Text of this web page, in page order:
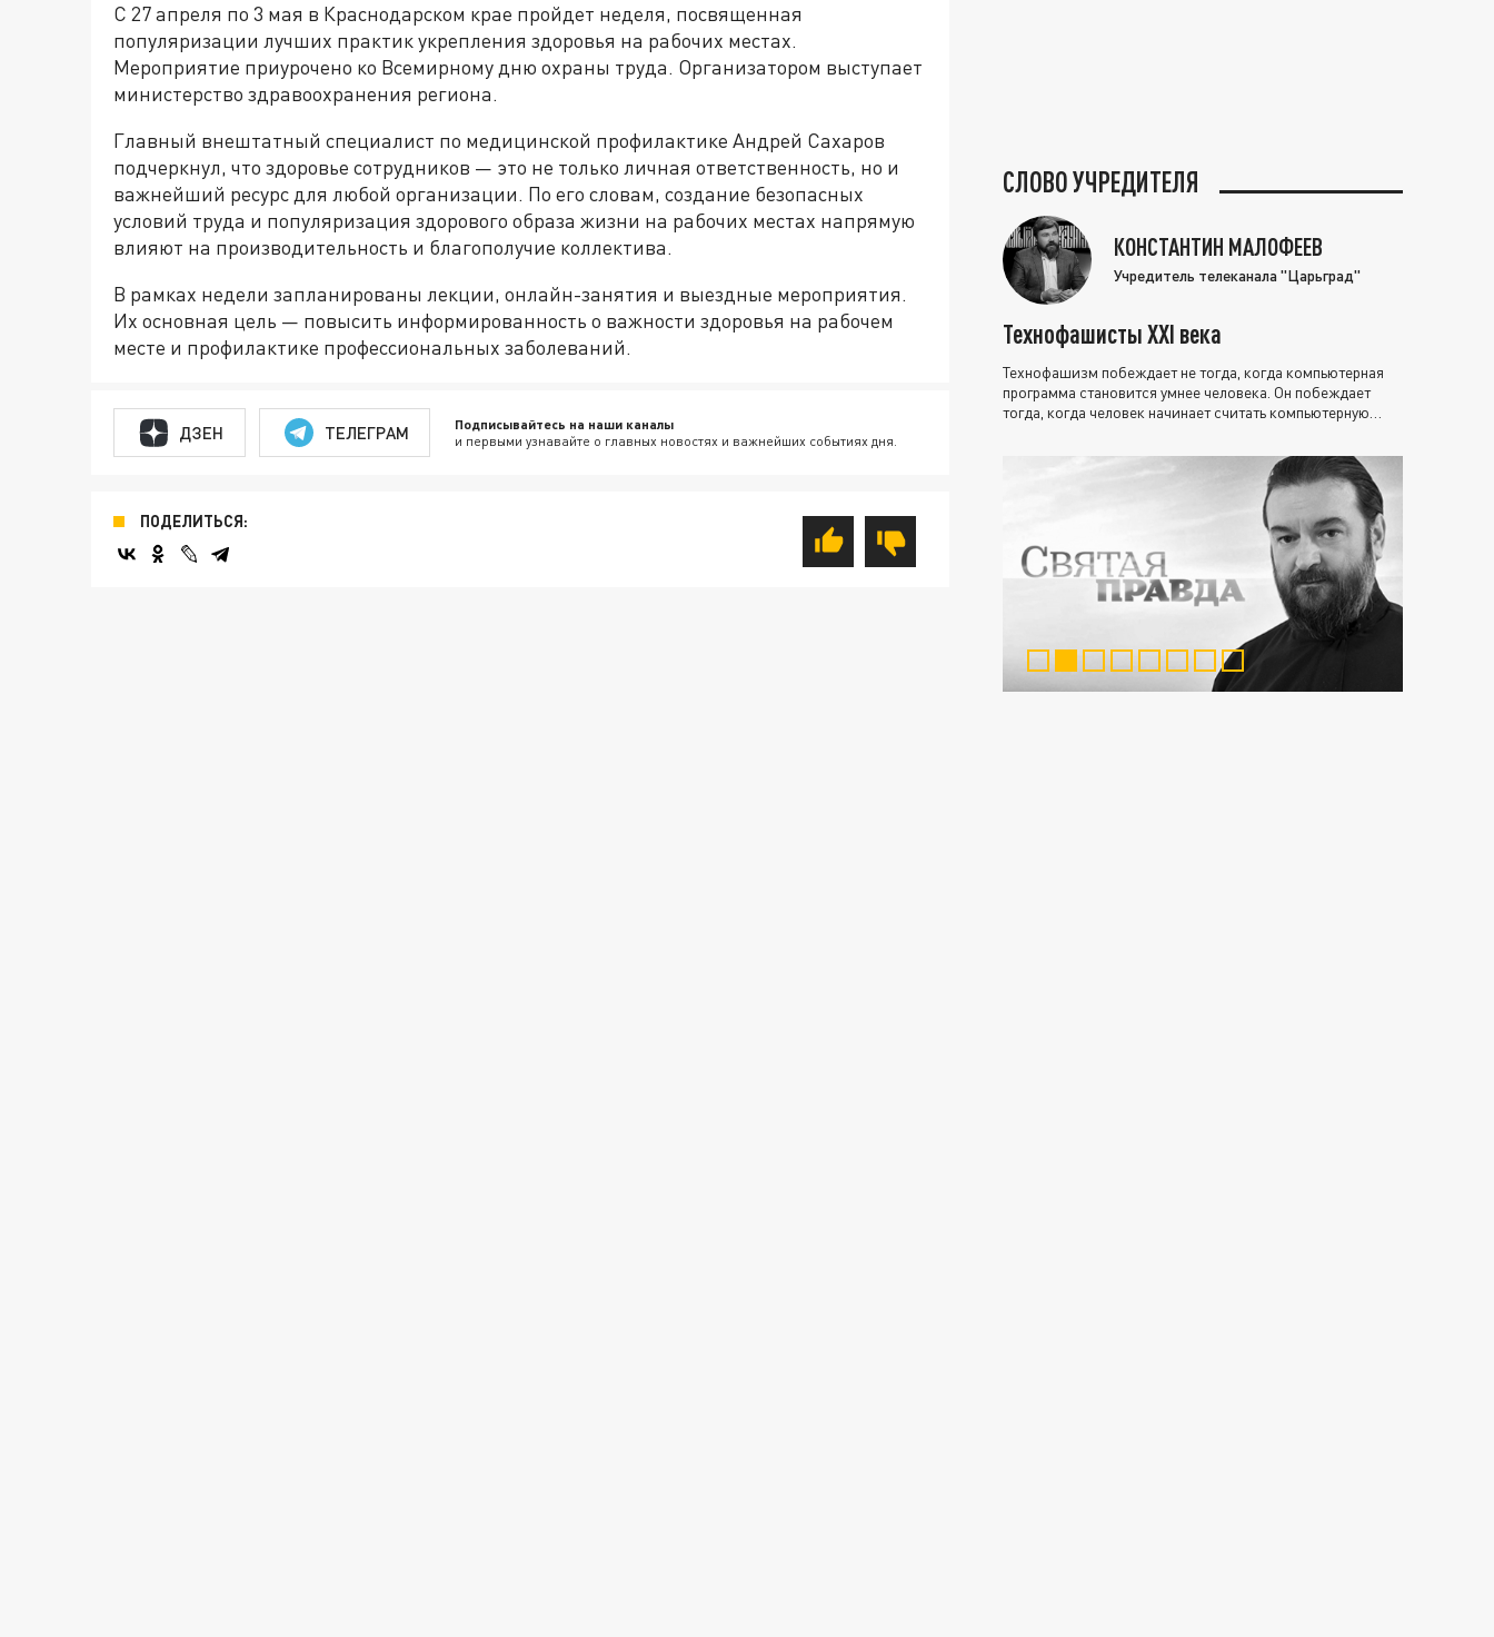
С 27 апреля по 3 мая в Краснодарском крае пройдет неделя, посвященная
популяризации лучших практик укрепления здоровья на рабочих местах.
Мероприятие приурочено ко Всемирному дню охраны труда. Организатором выступает
министерство здравоохранения региона.
Главный внештатный специалист по медицинской профилактике Андрей Сахаров
подчеркнул, что здоровье сотрудников — это не только личная ответственность, но и
важнейший ресурс для любой организации. По его словам, создание безопасных
условий труда и популяризация здорового образа жизни на рабочих местах напрямую
влияют на производительность и благополучие коллектива.
В рамках недели запланированы лекции, онлайн-занятия и выездные мероприятия.
Их основная цель — повысить информированность о важности здоровья на рабочем
месте и профилактике профессиональных заболеваний.
ДЗЕН ТЕЛЕГРАМ Подписывайтесь на наши каналы
и первыми узнавайте о главных новостях и важнейших событиях дня.
ПОДЕЛИТЬСЯ:
СЛОВО УЧРЕДИТЕЛЯ
КОНСТАНТИН МАЛОФЕЕВ
Учредитель телеканала "Царьград"
Технофашисты XXI века
Технофашизм побеждает не тогда, когда компьютерная
программа становится умнее человека. Он побеждает
тогда, когда человек начинает считать компьютерную